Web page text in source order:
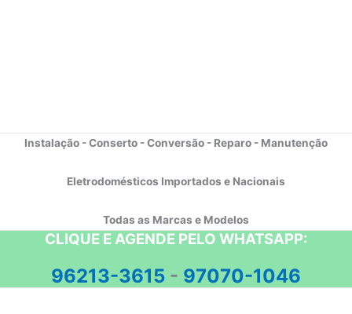
Instalação - Conserto - Conversão - Reparo - Manutenção
Eletrodomésticos Importados e Nacionais
Todas as Marcas e Modelos
CLIQUE E AGENDE PELO WHATSAPP:
96213-3615 - 97070-1046